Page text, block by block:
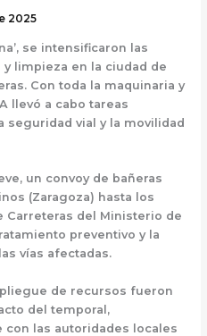
2025
, se intensificaron las
y limpieza en la ciudad de
Con toda la maquinaria y
llevó a cabo tareas
seguridad vial y la movilidad
un convoy de bañeras
(Zaragoza) hasta los
Carreteras del Ministerio de
preventivo y la
vías afectadas.
de recursos fueron
del temporal,
las autoridades locales